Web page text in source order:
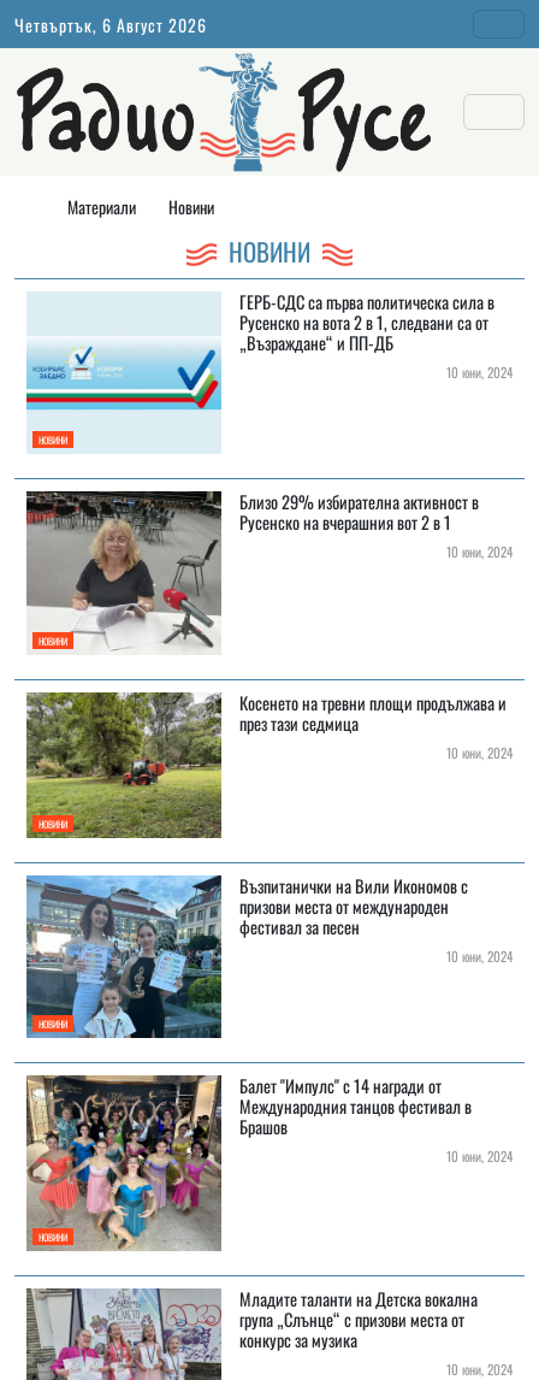
Четвъртък, 6 Август 2026
Материали Новини
НОВИНИ
НОВИНИ
ГЕРБ-СДС са първа политическа сила в
Русенско на вота 2 в 1, следвани са от
„Възраждане“ и ПП-ДБ
10 юни, 2024
НОВИНИ
Близо 29% избирателна активност в
Русенско на вчерашния вот 2 в 1
10 юни, 2024
НОВИНИ
Косенето на тревни площи продължава и
през тази седмица
10 юни, 2024
НОВИНИ
Възпитанички на Вили Икономов с
призови места от международен
фестивал за песен
10 юни, 2024
НОВИНИ
Балет "Импулс" с 14 награди от
Международния танцов фестивал в
Брашов
10 юни, 2024
Младите таланти на Детска вокална
група „Слънце“ с призови места от
конкурс за музика
10 юни, 2024